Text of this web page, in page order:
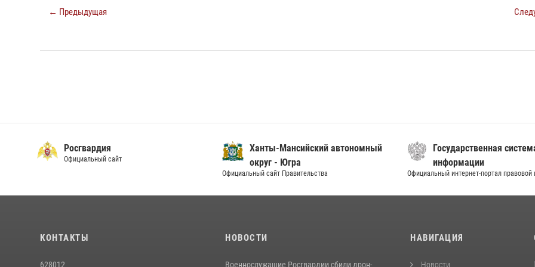
← Предыдущая
Росгвардия
Официальный сайт
Ханты-Мансийский автономный
округ - Югра
Официальный сайт Правительства
Государственная
информации
Официальный интернет-портал
КОНТАКТЫ
628012
НОВОСТИ
Военнослужащие Росгвардии сбили дрон-
НАВИГАЦИЯ
Новости